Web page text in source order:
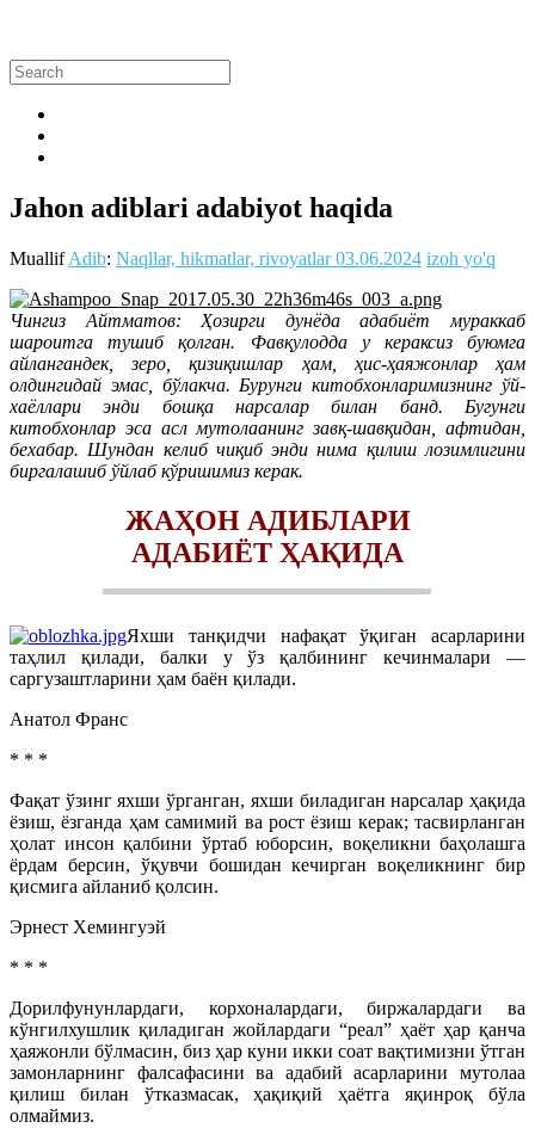
Jahon adiblari adabiyot haqida
MuallifAdib: Naqllar, hikmatlar, rivoyatlar 03.06.2024 izoh yo'q
Чингиз Айтматов: Ҳозирги дунёда адабиёт мураккаб
шароитга тушиб қолган. Фав­қулодда у кераксиз буюмга
айлангандек, зеро, қизиқишлар ҳам, ҳис-ҳаяжонлар ҳам
олдингидай эмас, бўлакча. Бурунги китобхонларимизнинг ўй-
хаёллари энди бошқа нарсалар билан банд. Бугунги
китобхонлар эса асл мутолаанинг завқ-шавқидан, афтидан,
бехабар. Шундан келиб чиқиб энди нима қилиш лозимлигини
биргалашиб ўйлаб кўришимиз керак.
ЖАҲОН АДИБЛАРИ
АДАБИЁТ ҲАҚИДА
Яхши танқидчи нафақат ўқиган асарларини
таҳлил қилади, балки у ўз қалбининг кечинмалари —
саргузаштларини ҳам баён қилади.
Анатол Франс
* * *
Фақат ўзинг яхши ўрганган, яхши биладиган нарсалар ҳақида
ёзиш, ёзганда ҳам самимий ва рост ёзиш керак; тасвирланган
ҳолат инсон қалбини ўртаб юборсин, воқеликни баҳолашга
ёрдам берсин, ўқувчи бошидан кечирган воқеликнинг бир
қисмига айланиб қолсин.
Эрнест Хемингуэй
* * *
Дорилфунунлардаги, корхоналардаги, биржалардаги ва
кўнгилхушлик қиладиган жойлардаги “реал” ҳаёт ҳар қанча
ҳаяжонли бўлмасин, биз ҳар куни икки соат вақтимизни ўтган
замонларнинг фалсафасини ва адабий асарларини мутолаа
қилиш билан ўтказмасак, ҳақиқий ҳаётга яқинроқ бўла
олмаймиз.